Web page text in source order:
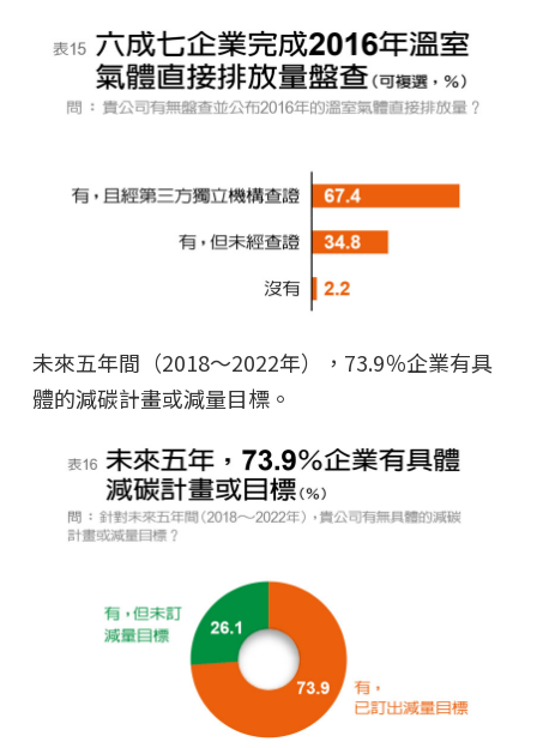
未來五年間（2018～2022年），73.9％企業有具
體的減碳計畫或減量目標。